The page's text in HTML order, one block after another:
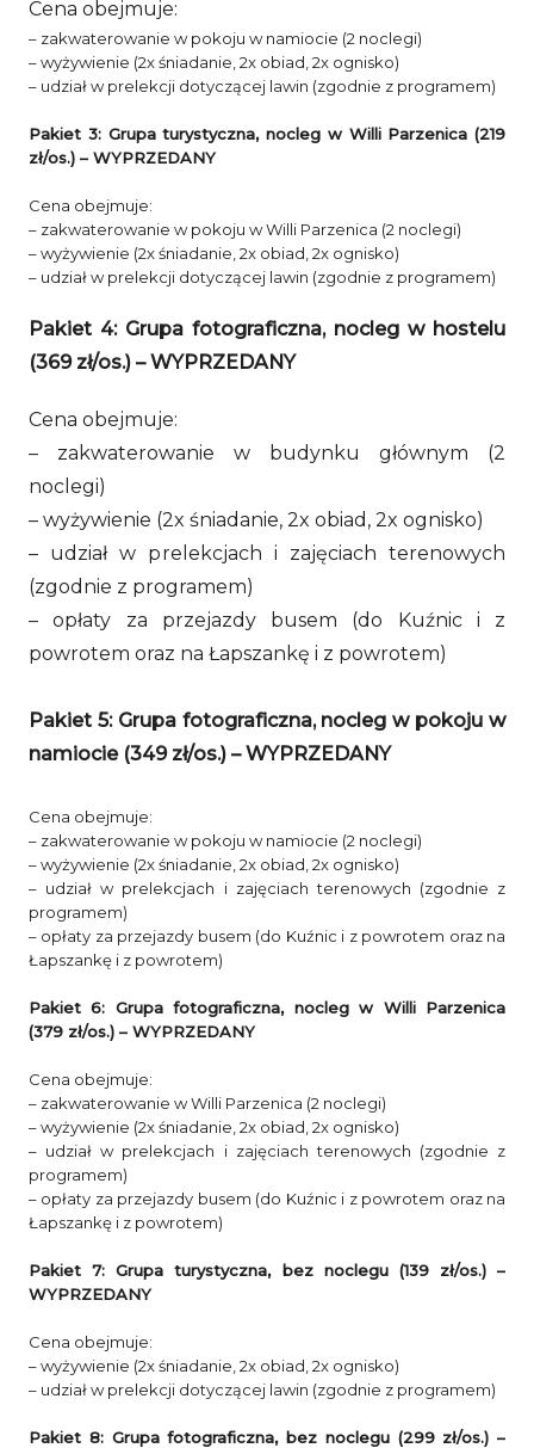
Cena obejmuje:
– zakwaterowanie w pokoju w namiocie (2 noclegi)
– wyżywienie (2x śniadanie, 2x obiad, 2x ognisko)
– udział w prelekcji dotyczącej lawin (zgodnie z programem)
Pakiet 3: Grupa turystyczna, nocleg w Willi Parzenica (219
zł/os.) – WYPRZEDANY
Cena obejmuje:
– zakwaterowanie w pokoju w Willi Parzenica (2 noclegi)
– wyżywienie (2x śniadanie, 2x obiad, 2x ognisko)
– udział w prelekcji dotyczącej lawin (zgodnie z programem)
Pakiet 4: Grupa fotograficzna, nocleg w hostelu
(369 zł/os.) – WYPRZEDANY
Cena obejmuje:
– zakwaterowanie w budynku głównym (2
noclegi)
– wyżywienie (2x śniadanie, 2x obiad, 2x ognisko)
– udział w prelekcjach i zajęciach terenowych
(zgodnie z programem)
– opłaty za przejazdy busem (do Kuźnic i z
powrotem oraz na Łapszankę i z powrotem)
Pakiet 5: Grupa fotograficzna, nocleg w pokoju w
namiocie (349 zł/os.) – WYPRZEDANY
Cena obejmuje:
– zakwaterowanie w pokoju w namiocie (2 noclegi)
– wyżywienie (2x śniadanie, 2x obiad, 2x ognisko)
– udział w prelekcjach i zajęciach terenowych (zgodnie z
programem)
– opłaty za przejazdy busem (do Kuźnic i z powrotem oraz na
Łapszankę i z powrotem)
Pakiet 6: Grupa fotograficzna, nocleg w Willi Parzenica
(379 zł/os.) – WYPRZEDANY
Cena obejmuje:
– zakwaterowanie w Willi Parzenica (2 noclegi)
– wyżywienie (2x śniadanie, 2x obiad, 2x ognisko)
– udział w prelekcjach i zajęciach terenowych (zgodnie z
programem)
– opłaty za przejazdy busem (do Kuźnic i z powrotem oraz na
Łapszankę i z powrotem)
Pakiet 7: Grupa turystyczna, bez noclegu (139 zł/os.) –
WYPRZEDANY
Cena obejmuje:
– wyżywienie (2x śniadanie, 2x obiad, 2x ognisko)
– udział w prelekcji dotyczącej lawin (zgodnie z programem)
Pakiet 8: Grupa fotograficzna, bez noclegu (299 zł/os.) –